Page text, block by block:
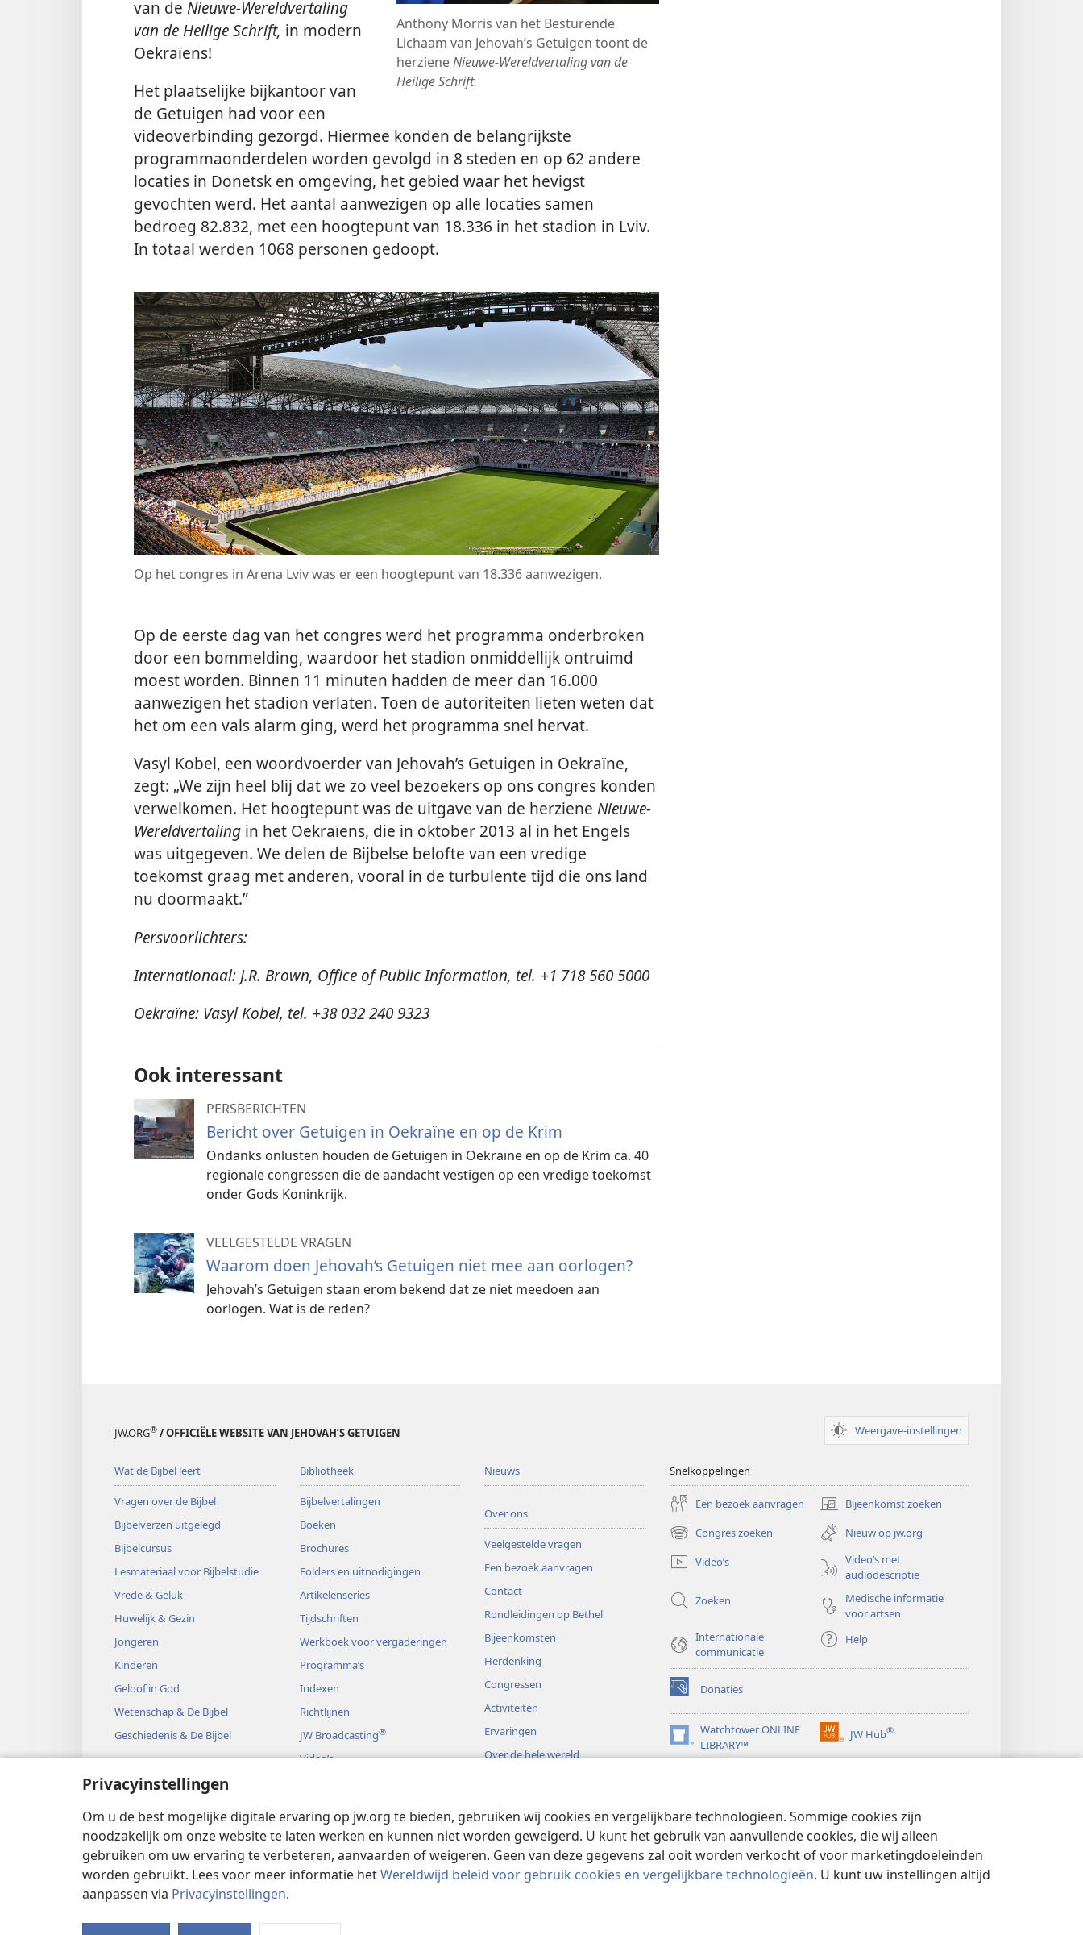
Privacyinstellingen
Om u de best mogelijke digitale ervaring op jw.org te bieden, gebruiken wij cookies en vergelijkbare technologieën. Sommige cookies zijn
noodzakelijk om onze website te laten werken en kunnen niet worden geweigerd. U kunt het gebruik van aanvullende cookies, die wij alleen
gebruiken om uw ervaring te verbeteren, aanvaarden of weigeren. Geen van deze gegevens zal ooit worden verkocht of voor marketingdoeleinden
worden gebruikt. Lees voor meer informatie hetWereldwijd beleid voor gebruik cookies en vergelijkbare technologieën. U kunt uw instellingen altijd
aanpassen via Privacyinstellingen.
Anthony Morris van het Besturende
Lichaam van Jehovah’s Getuigen toont de
herzieneNieuwe-Wereldvertaling van de
Heilige Schrift.
van de Nieuwe-Wereldvertaling
van de Heilige Schrift, in modern
Oekraïens!
Het plaatselijke bijkantoor van
de Getuigen had voor een
videoverbinding gezorgd. Hiermee konden de belangrijkste
programmaonderdelen worden gevolgd in 8 steden en op 62 andere
locaties in Donetsk en omgeving, het gebied waar het hevigst
gevochten werd. Het aantal aanwezigen op alle locaties samen
bedroeg 82.832, met een hoogtepunt van 18.336 in het stadion in Lviv.
In totaal werden 1068 personen gedoopt.
Op het congres in Arena Lviv was er een hoogtepunt van 18.336 aanwezigen.
Op de eerste dag van het congres werd het programma onderbroken
door een bommelding, waardoor het stadion onmiddellijk ontruimd
moest worden. Binnen 11 minuten hadden de meer dan 16.000
aanwezigen het stadion verlaten. Toen de autoriteiten lieten weten dat
het om een vals alarm ging, werd het programma snel hervat.
Vasyl Kobel, een woordvoerder van Jehovah’s Getuigen in Oekraïne,
zegt: „We zijn heel blij dat we zo veel bezoekers op ons congres konden
verwelkomen. Het hoogtepunt was de uitgave van de herziene Nieuwe-
Wereldvertaling in het Oekraïens, die in oktober 2013 al in het Engels
was uitgegeven. We delen de Bijbelse belofte van een vredige
toekomst graag met anderen, vooral in de turbulente tijd die ons land
nu doormaakt.”
Persvoorlichters:
Internationaal: J.R. Brown, Office of Public Information, tel. +1 718 560 5000
Oekraïne: Vasyl Kobel, tel. +38 032 240 9323
Ook interessant
PERSBERICHTEN
Bericht over Getuigen in Oekraïne en op de Krim
Ondanks onlusten houden de Getuigen in Oekraïne en op de Krim ca. 40
regionale congressen die de aandacht vestigen op een vredige toekomst
onder Gods Koninkrijk.
VEELGESTELDE VRAGEN
Waarom doen Jehovah’s Getuigen niet mee aan oorlogen?
Jehovah’s Getuigen staan erom bekend dat ze niet meedoen aan
oorlogen. Wat is de reden?
JW.ORG® / OFFICIËLE WEBSITE VAN JEHOVAH’S GETUIGEN Weergave-instellingen
Wat de Bijbel leert
Vragen over de Bijbel
Bijbelverzen uitgelegd
Bijbelcursus
Lesmateriaal voor Bijbelstudie
Vrede & Geluk
Huwelijk & Gezin
Jongeren
Kinderen
Geloof in God
Wetenschap & De Bijbel
Geschiedenis & De Bijbel
Bibliotheek
Bijbelvertalingen
Boeken
Brochures
Folders en uitnodigingen
Artikelenseries
Tijdschriften
Werkboek voor vergaderingen
Programma’s
Indexen
Richtlijnen
JW Broadcasting®
Video’s
Bijbelse hoorspelen
Nieuws
Over ons
Veelgestelde vragen
Een bezoek aanvragen
Contact
Rondleidingen op Bethel
Bijeenkomsten
Herdenking
Congressen
Activiteiten
Ervaringen
Over de hele wereld
Snelkoppelingen
Een bezoek aanvragen Bijeenkomst zoeken
(opent
nieuw
venster)
Congres zoeken
(opent
nieuw
venster)
Nieuw op jw.org
Video’s
Video’s met
audiodescriptie
Zoeken
Medische informatie
voor artsen
Internationale
communicatie
Help
Donaties
(opent
nieuw
venster)Watchtower ONLINE
LIBRARY™
(opent
nieuw
JW Hub®
(opent
nieuw
Copyright© 2026 Watch Tower Bible and Tract Society of Pennsylvania.